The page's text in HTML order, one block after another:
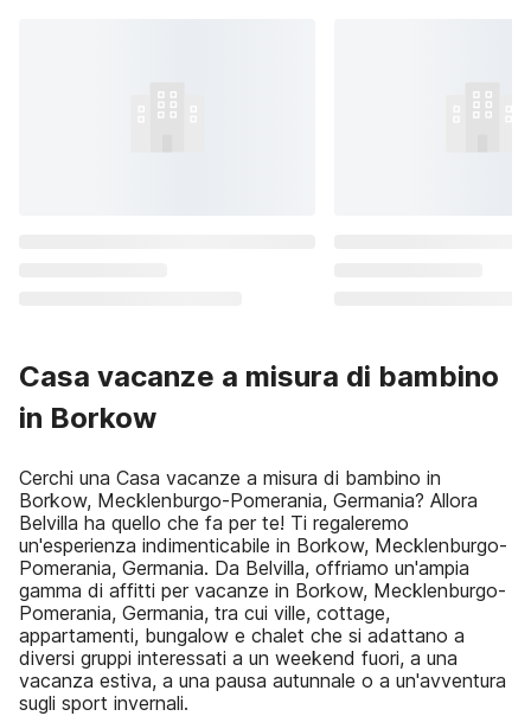
Casa vacanze a misura di bambino
in Borkow
Cerchi una Casa vacanze a misura di bambino in
Borkow, Mecklenburgo-Pomerania, Germania? Allora
Belvilla ha quello che fa per te! Ti regaleremo
un'esperienza indimenticabile in Borkow, Mecklenburgo-
Pomerania, Germania. Da Belvilla, offriamo un'ampia
gamma di affitti per vacanze in Borkow, Mecklenburgo-
Pomerania, Germania, tra cui ville, cottage,
appartamenti, bungalow e chalet che si adattano a
diversi gruppi interessati a un weekend fuori, a una
vacanza estiva, a una pausa autunnale o a un'avventura
sugli sport invernali.